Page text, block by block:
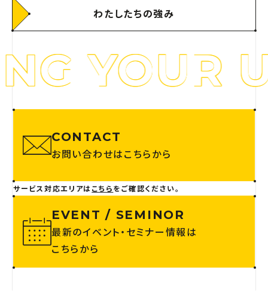
わたしたちの強み
YOUR
CONTACT
お問い合わせはこちらから
サービス対応エリアはこちらをご確認ください。
EVENT / SEMINOR
最新のイベント・セミナー情報は
こちらから